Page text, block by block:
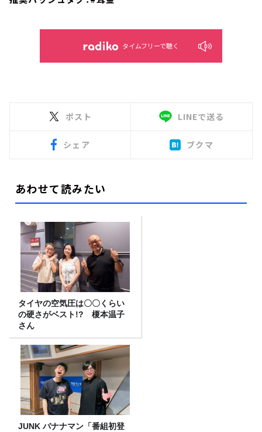
タイムフリーで聴く
ポスト LINEで送る
シェア ブクマ
あわせて読みたい
タイヤの空気圧は〇〇くらい
の硬さがベスト!? 榎本温子
さん
JUNK バナナマン「番組初登